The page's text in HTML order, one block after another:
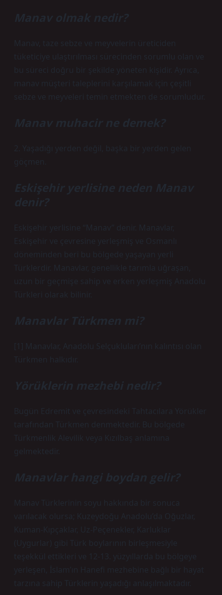
Manav olmak nedir?
Manav, taze sebze ve meyvelerin üreticiden
tüketiciye ulaştırılması sürecinden sorumlu olan ve
bu süreci doğru bir şekilde yöneten kişidir. Ayrıca,
manav müşteri taleplerini karşılamak için çeşitli
sebze ve meyveleri temin etmekten de sorumludur.
Manav muhacir ne demek?
2. Yaşadığı yerden değil, başka bir yerden gelen
göçmen.
Eskişehir yerlisine neden Manav
denir?
Eskişehir yerlisine “Manav” denir. Manavlar,
Eskişehir ve çevresine yerleşmiş ve Osmanlı
döneminden beri bu bölgede yaşayan yerli
Türklerdir. Manavlar, genellikle tarımla uğraşan,
uzun bir geçmişe sahip ve erken yerleşmiş Anadolu
Türkleri olarak bilinir.
Manavlar Türkmen mi?
[1] Manavlar, Anadolu Selçukluları’nın kalıntısı olan
Türkmen halkıdır.
Yörüklerin mezhebi nedir?
Bugün Edremit ve çevresindeki Tahtacılara Yörükler
tarafından Türkmen denmektedir. Bu bölgede
Türkmenlik Alevilik veya Kızılbaş anlamına
gelmektedir.
Manavlar hangi boydan gelir?
Manav Türklerinin soyu hakkında bir sonuca
varılacak olursa; Kuzeydoğu Anadolu’da Oğuzlar,
Kuman-Kıpçaklar, Uz-Peçenekler, Karluklar
(Uygurlar) gibi Türk boylarının birleşmesiyle
teşekkül ettikleri ve 12-13. yüzyıllarda bu bölgeye
yerleşen, İslam’ın Hanefi mezhebine bağlı bir hayat
tarzına sahip Türklerin yaşadığı anlaşılmaktadır.